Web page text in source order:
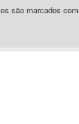
são marcados com